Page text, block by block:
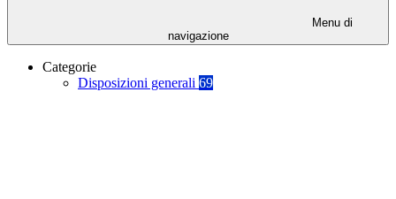
Menu di
navigazione
Categorie
Disposizioni generali 69